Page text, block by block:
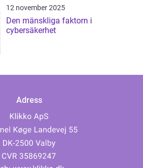
12 november 2025
Den mänskliga faktorn i
cybersäkerhet
Adress